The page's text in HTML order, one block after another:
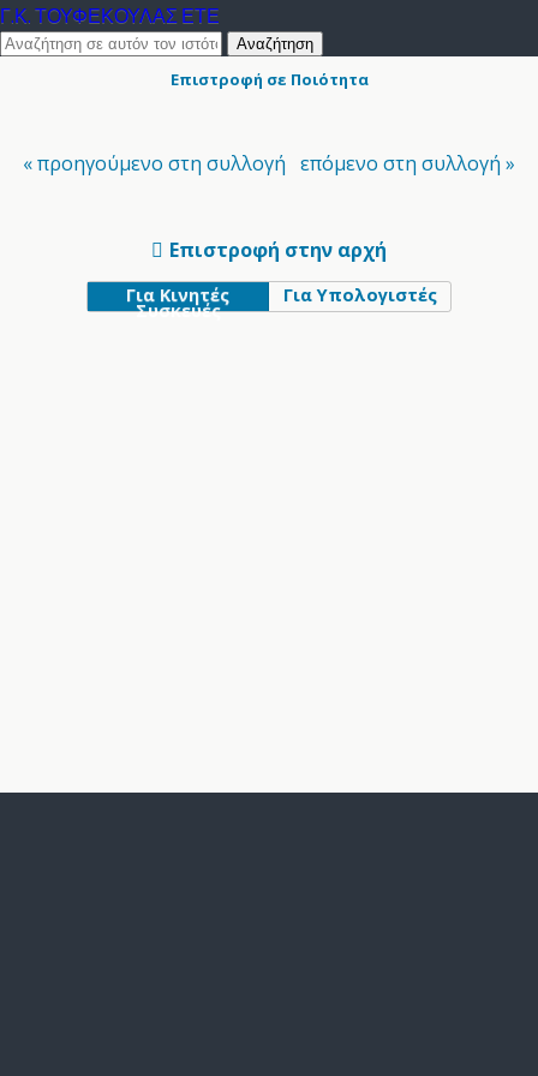
Γ.Κ. ΤΟΥΦΕΚΟΥΛΑΣ ΕΤΕ
Επιστροφή σε Ποιότητα
« προηγούμενο στη συλλογή επόμενο στη συλλογή »
Επιστροφή στην αρχή
Για Κινητές
Συσκευές
Για Υπολογιστές